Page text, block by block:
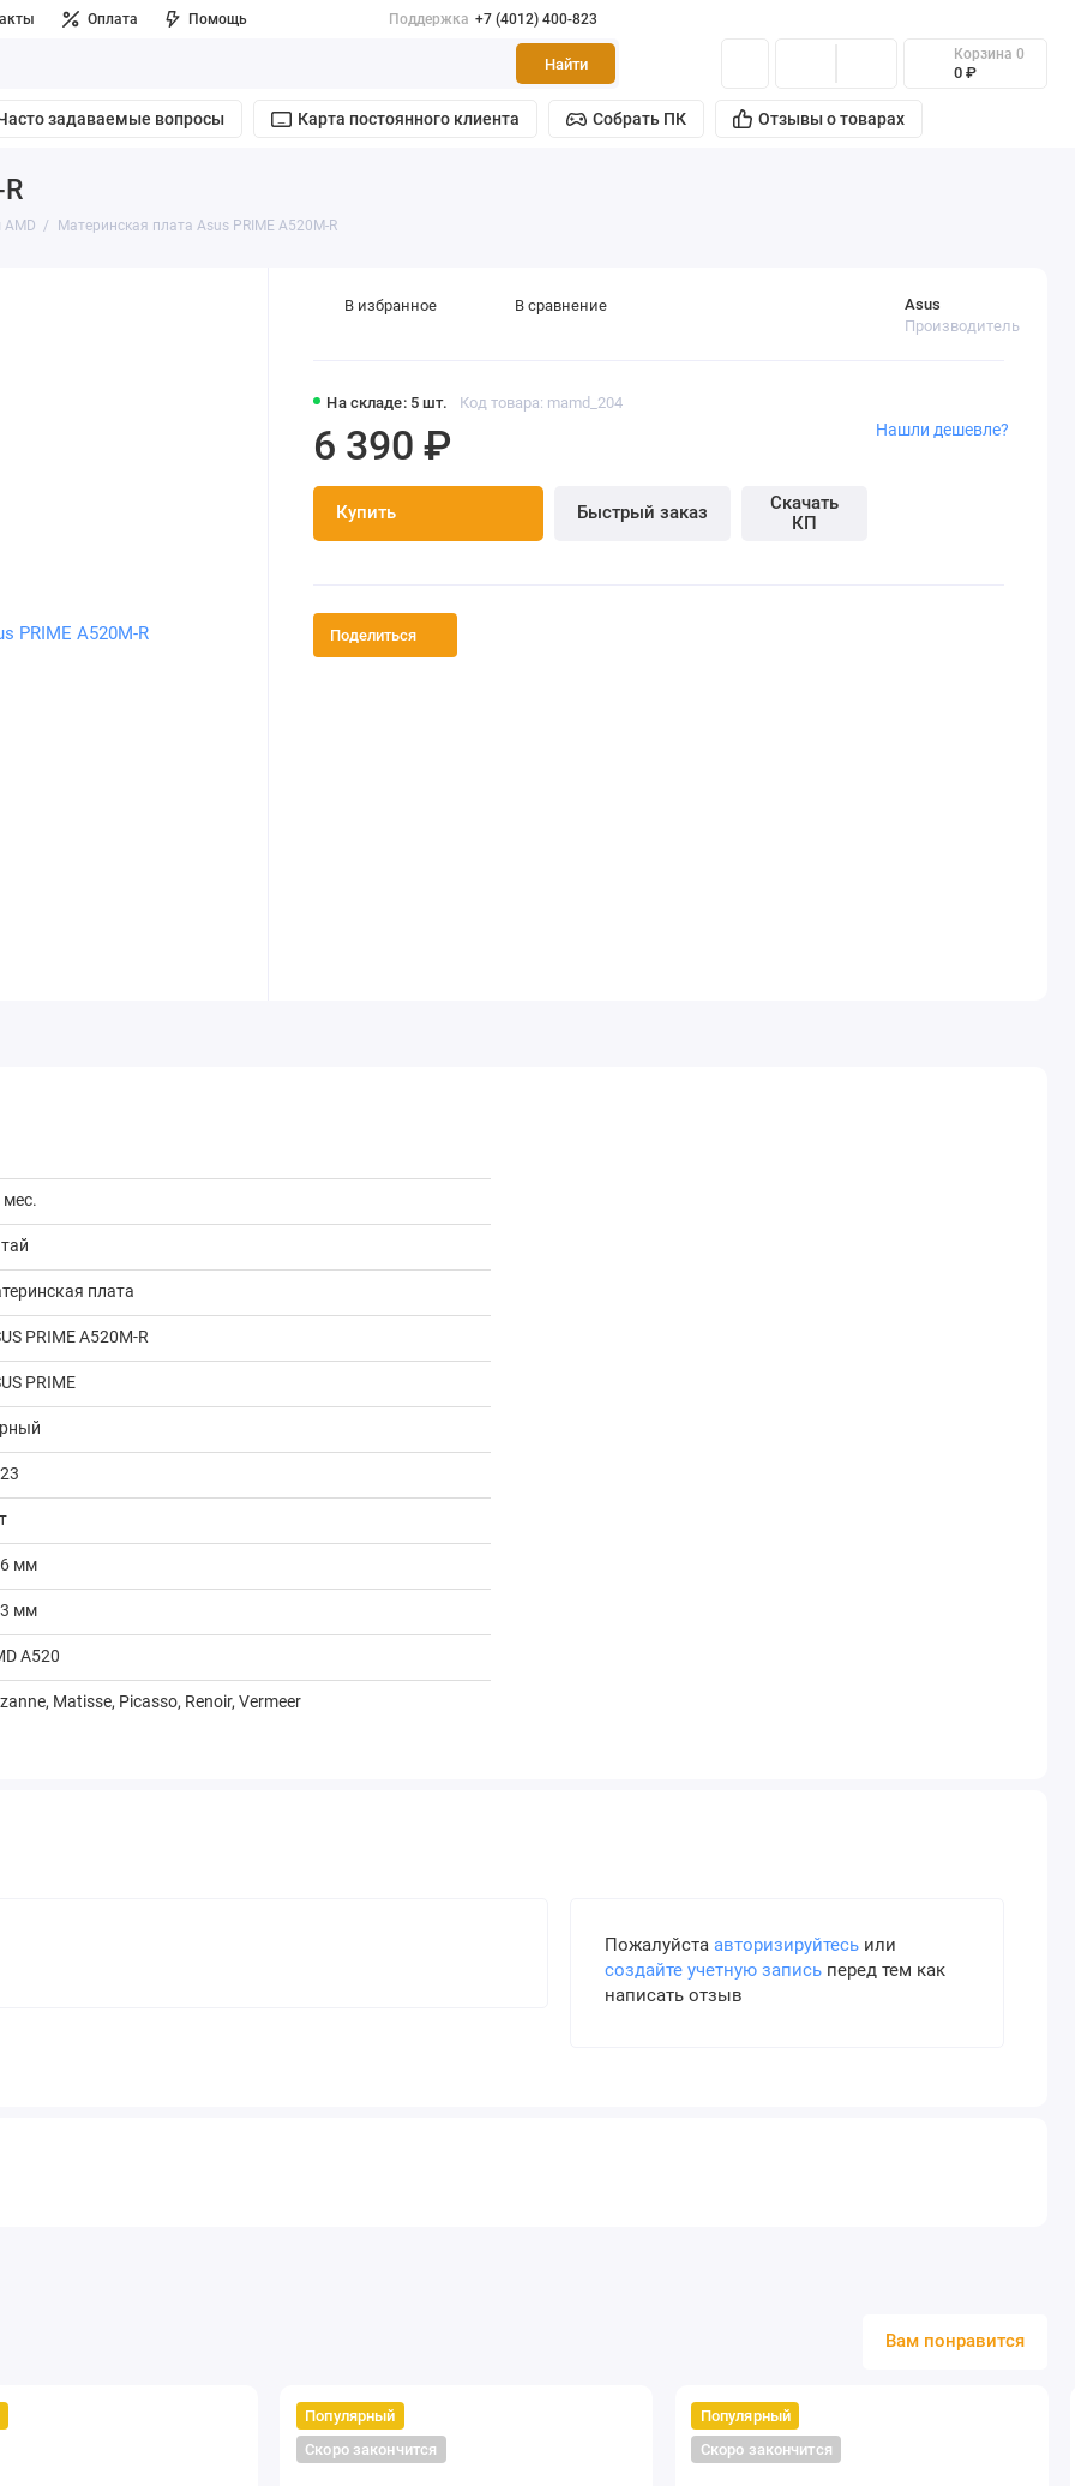
Оплата Помощь Поддержка +7 (4012) 400-823
Найти
Корзина 0
0 ₽
задаваемые вопросы Карта постоянного клиента Собрать ПК Отзывы о товарах
Материнская плата Asus PRIME A520M-R
На складе: 5 шт. Код товара: mamd_204
Asus
Производитель
6 390 ₽
Купить Быстрый заказ
Скачать
КП
Нашли дешевле?
В избранное В сравнение
Поделиться
мес.
плата
PRIME A520M-R
PRIME
мм
мм
A520
Matisse, Picasso, Renoir, Vermeer
Пожалуйста авторизируйтесьили
создайте учетную записьперед тем как
написать отзыв
Вам понравится
Популярный
Скоро закончится
Популярный
Скоро закончится